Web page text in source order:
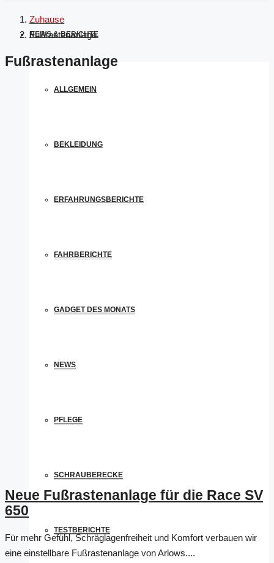
NEWS & BERICHTE
ALLGEMEIN
BEKLEIDUNG
ERFAHRUNGSBERICHTE
FAHRBERICHTE
GADGET DES MONATS
NEWS
PFLEGE
SCHRAUBERECKE
TESTBERICHTE
Zuhause
Fußrastenanlage
Fußrastenanlage
Neue Fußrastenanlage für die Race SV
650
Für mehr Gefühl, Schräglagenfreiheit und Komfort verbauen wir
eine einstellbare Fußrastenanlage von Arlows....